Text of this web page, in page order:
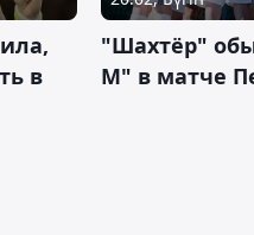
в
"Шахтёр"
М" в матче